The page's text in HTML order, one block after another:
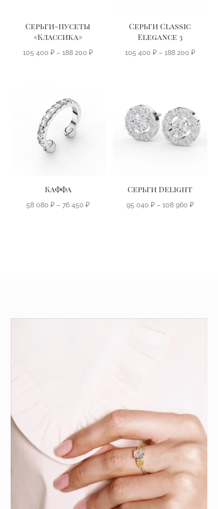
Серьги-пусеты
«Классика»
105 400₽ – 188 200₽Диапазон
Серьги Classic
Elegance 3
105 400 ₽ – 188 200 ₽
188
200 ₽
Каффа
58 080₽ – 76 450₽Диапазон
Серьги Delight
95 040 ₽ – 108 960 ₽